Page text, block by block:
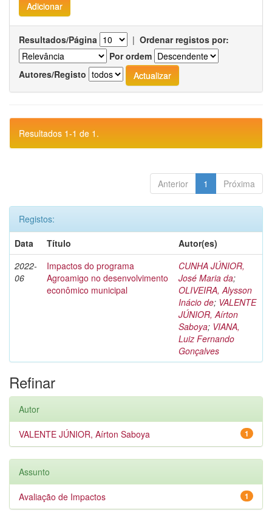
Resultados/Página | Ordenar registos por:
Por ordem
Autores/Registo
Resultados 1-1 de 1.
Anterior 1 Próxima
Registos:
Data
Título
Autor(es)
2022-
06
Impactos do programa
Agroamigo no desenvolvimento
econômico municipal
CUNHA JÚNIOR,
José Maria da;
OLIVEIRA, Alysson
Inácio de; VALENTE
JÚNIOR, Aírton
Saboya; VIANA,
Luiz Fernando
Gonçalves
Refinar
Autor
1
VALENTE JÚNIOR, Aírton Saboya
Assunto
1
Avaliação de Impactos